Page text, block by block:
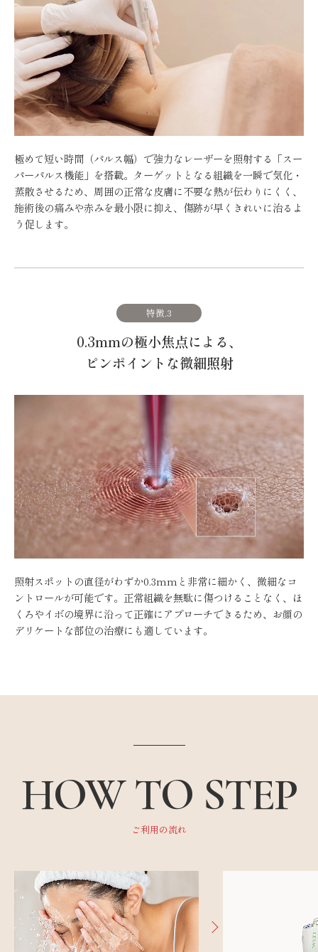
極めて短い時間（パルス幅）で強力なレーザーを照射する「スー
パーパルス機能」を搭載。ターゲットとなる組織を一瞬で気化・
蒸散させるため、周囲の正常な皮膚に不要な熱が伝わりにくく、
施術後の痛みや赤みを最小限に抑え、傷跡が早くきれいに治るよ
う促します。
特徴.3
0.3mmの極小焦点による、
ピンポイントな微細照射
照射スポットの直径がわずか0.3mmと非常に細かく、微細なコ
ントロールが可能です。正常組織を無駄に傷つけることなく、ほ
くろやイボの境界に沿って正確にアプローチできるため、お顔の
デリケートな部位の治療にも適しています。
HOW TO STEP
ご利用の流れ